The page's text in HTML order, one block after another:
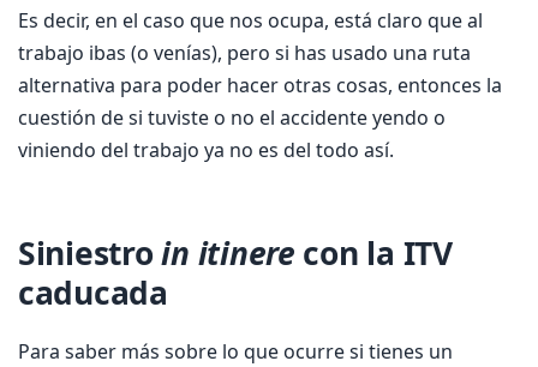
Es decir, en el caso que nos ocupa, está claro que al
trabajo ibas (o venías), pero si has usado una ruta
alternativa para poder hacer otras cosas, entonces la
cuestión de si tuviste o no el accidente yendo o
viniendo del trabajo ya no es del todo así.
Siniestroin itinere con la ITV
caducada
Para saber más sobre lo que ocurre si tienes un